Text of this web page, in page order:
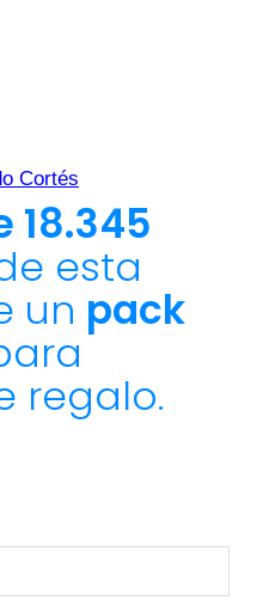
18.345
esta
un pack
regalo.